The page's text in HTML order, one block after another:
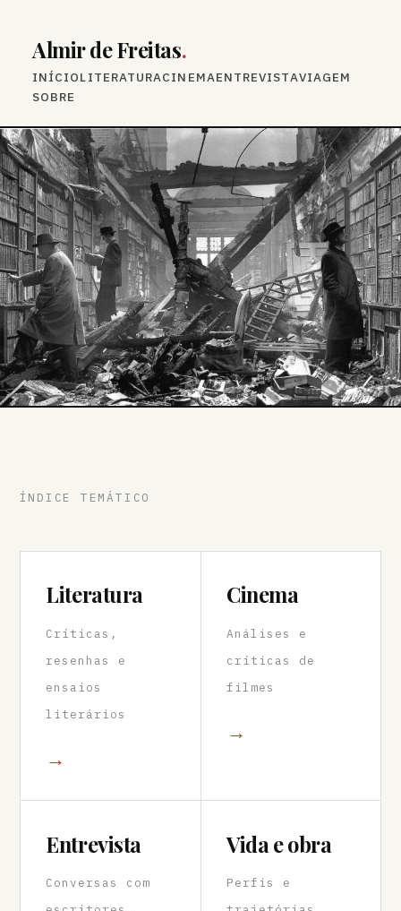
Almir de Freitas.
INÍCIOLITERATURACINEMAENTREVISTAVIAGEM
SOBRE
ÍNDICE TEMÁTICO
Literatura
Críticas,
resenhas e
ensaios
literários
→
Cinema
Análises e
críticas de
filmes
→
Entrevista
Conversas com
Vida e obra
Perfis e